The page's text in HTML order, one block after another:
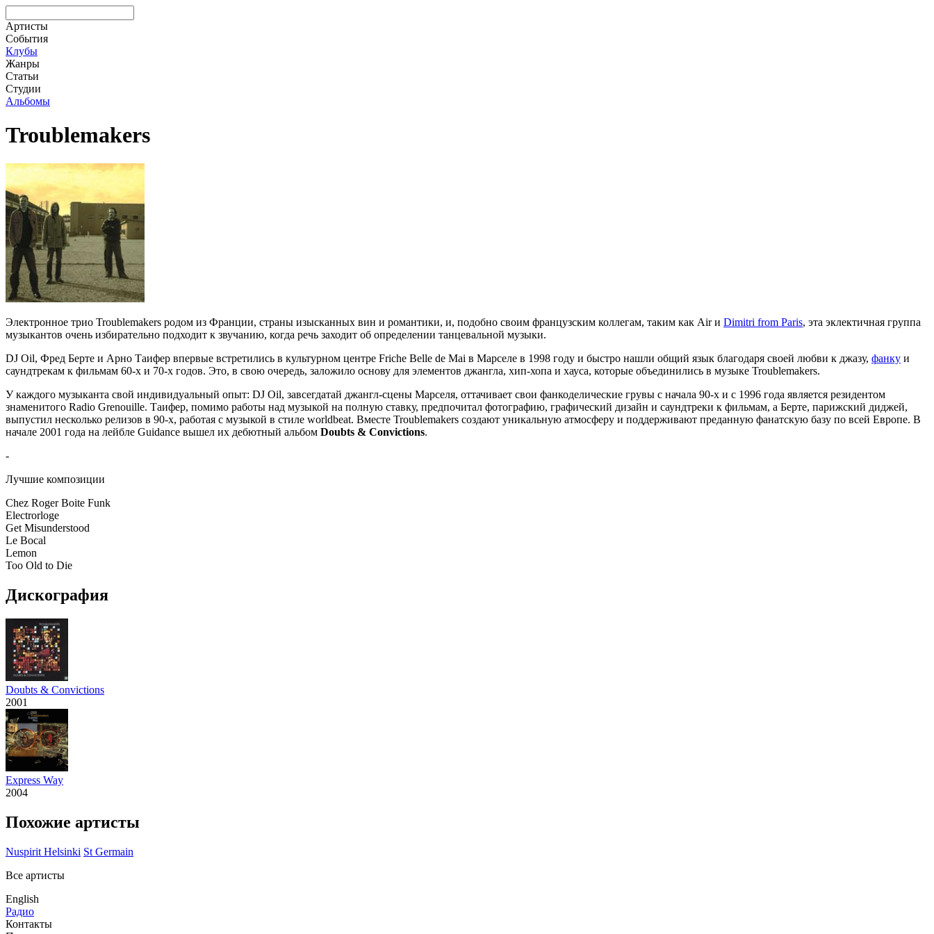
Артисты
События
Клубы
Жанры
Статьи
Студии
Альбомы
Troublemakers
Электронное трио Troublemakers родом из Франции, страны изысканных вин и романтики, и, подобно своим французским коллегам, таким как Air и Dimitri from Paris, эта эклектичная группа
музыкантов очень избирательно подходит к звучанию, когда речь заходит об определении танцевальной музыки.
DJ Oil, Фред Берте и Арно Таифер впервые встретились в культурном центре Friche Belle de Mai в Марселе в 1998 году и быстро нашли общий язык благодаря своей любви к джазу, фанку и
саундтрекам к фильмам 60-х и 70-х годов. Это, в свою очередь, заложило основу для элементов джангла, хип-хопа и хауса, которые объединились в музыке Troublemakers.
У каждого музыканта свой индивидуальный опыт: DJ Oil, завсегдатай джангл-сцены Марселя, оттачивает свои фанкоделические грувы с начала 90-х и с 1996 года является резидентом
знаменитого Radio Grenouille. Таифер, помимо работы над музыкой на полную ставку, предпочитал фотографию, графический дизайн и саундтреки к фильмам, а Берте, парижский диджей,
выпустил несколько релизов в 90-х, работая с музыкой в ​​стиле worldbeat. Вместе Troublemakers создают уникальную атмосферу и поддерживают преданную фанатскую базу по всей Европе. В
начале 2001 года на лейбле Guidance вышел их дебютный альбом Doubts & Convictions.
-
Лучшие композиции
Chez Roger Boite Funk
Electrorloge
Get Misunderstood
Le Bocal
Lemon
Too Old to Die
Дискография
Doubts & Convictions
2001
Express Way
2004
Похожие артисты
Nuspirit Helsinki St Germain
Все артисты
English
Радио
Контакты